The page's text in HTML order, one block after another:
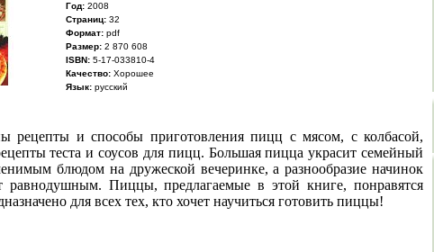
Год: 2008
Cтраниц: 32
Формат: pdf
Размер: 2 870 608
ISBN: 5-17-033810-4
Качество: Хорошее
Язык: русский
рецепты и способы приготовления пицц с мясом, с колбасой,
теста и соусов для пицц. Большая пицца украсит семейный
блюдом на дружеской вечеринке, а разнообразие начинок
равнодушным. Пиццы, предлагаемые в этой книге, понравятся
для всех тех, кто хочет научиться готовить пиццы!